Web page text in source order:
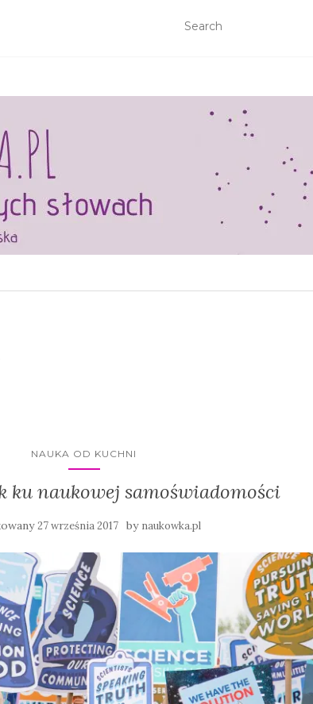
NAUKA OD KUCHNI
ku naukowej samoświadomości
27 września 2017 by naukowka.pl